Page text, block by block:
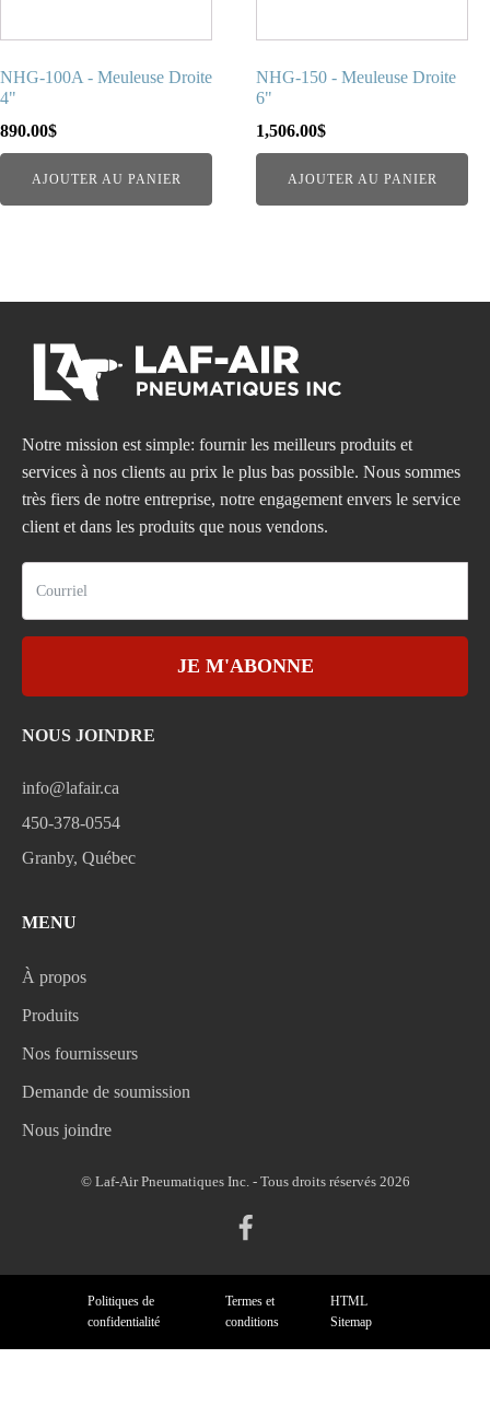
NHG-100A - Meuleuse Droite
4"
890.00$
AJOUTER AU PANIER
NHG-150 - Meuleuse Droite
6"
1,506.00$
AJOUTER AU PANIER
Notre mission est simple: fournir les meilleurs produits et
services à nos clients au prix le plus bas possible. Nous sommes
très fiers de notre entreprise, notre engagement envers le service
client et dans les produits que nous vendons.
JE M'ABONNE
NOUS JOINDRE
info@lafair.ca
450-378-0554
Granby, Québec
MENU
À propos
Produits
Nos fournisseurs
Demande de soumission
Nous joindre
© Laf-Air Pneumatiques Inc. - Tous droits réservés 2026
Politiques de
confidentialité
Termes et
conditions
HTML
Sitemap